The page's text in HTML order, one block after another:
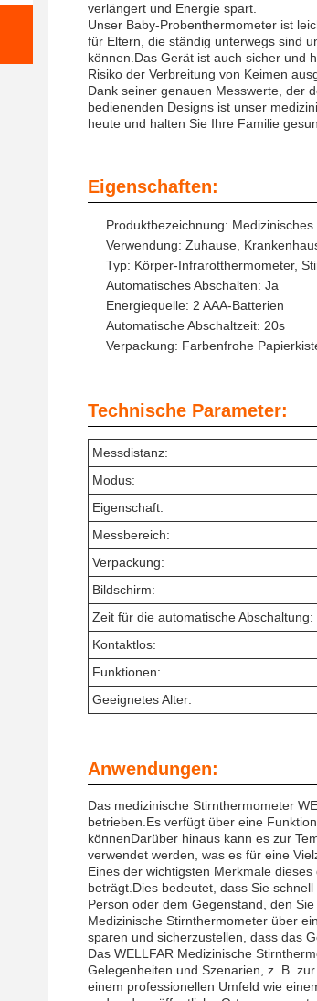
verlängert und Energie spart.
Unser Baby-Probenthermometer ist
für Eltern, die ständig unterwegs sind
können.Das Gerät ist auch sicher und
Risiko der Verbreitung von Keimen
Dank seiner genauen Messwerte, der
bedienenden Designs ist unser
heute und halten Sie Ihre Familie
Eigenschaften:
Produktbezeichnung:
Verwendung: Zuhause,
Typ: Körper-Infrarotthermometer,
Automatisches Abschalten: Ja
Energiequelle: 2 AAA-Batterien
Automatische Abschaltzeit: 20s
Verpackung: Farbenfrohe
Technische Parameter:
Messdistanz:
Modus:
Eigenschaft:
Messbereich:
Verpackung:
Bildschirm:
Zeit für die automatische Abschaltung:
Kontaktlos:
Funktionen:
Geeignetes Alter:
Anwendungen:
Das medizinische Stirnthermometer
betrieben.Es verfügt über eine
könnenDarüber hinaus kann es zur
verwendet werden, was es für eine
Eines der wichtigsten Merkmale
beträgt.Dies bedeutet, dass Sie
Person oder dem Gegenstand, den
Medizinische Stirnthermometer über
sparen und sicherzustellen, dass das
Das WELLFAR Medizinische
Gelegenheiten und Szenarien, z. B.
einem professionellen Umfeld wie